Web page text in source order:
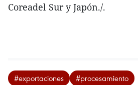
Coreadel Sur y Japón./.
#exportaciones #procesamiento